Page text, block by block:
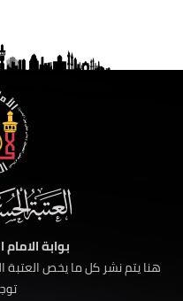
بوابة
هنا يتم نشر كل ما يخص العتبة